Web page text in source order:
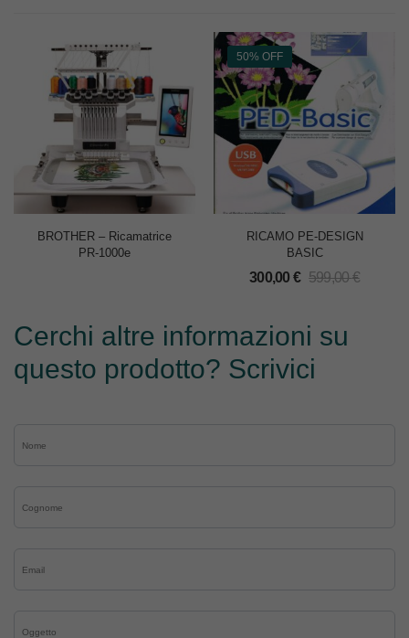
BROTHER – Ricamatrice
PR-1000e
50% OFF
RICAMO PE-DESIGN
BASIC
300,00 € 599,00€
Cerchi altre informazioni su
questo prodotto? Scrivici